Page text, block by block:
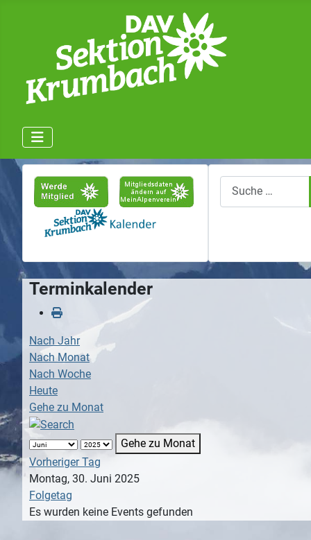
Terminkalender
Nach Jahr
Nach Monat
Nach Woche
Heute
Gehe zu Monat
Gehe zu Monat
Vorheriger Tag
Montag, 30. Juni 2025
Folgetag
Es wurden keine Events gefunden